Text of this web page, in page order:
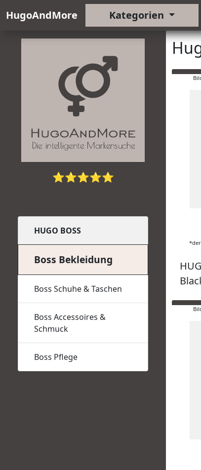
HugoAndMore Kategorien
⭐⭐⭐⭐⭐
HUGO BOSS
Boss Bekleidung
Boss Schuhe & Taschen
Boss Accessoires &
Schmuck
Boss Pflege